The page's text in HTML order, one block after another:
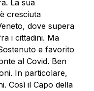
La sua
cresciuta
dove supera
i cittadini. Ma
e favorito
al Covid. Ben
In particolare,
Così il Capo della